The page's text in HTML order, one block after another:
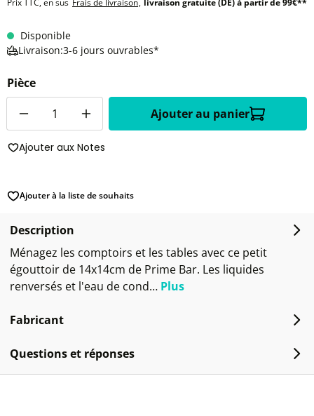
Prix TTC, en sus Frais de livraison, livraison gratuite (DE) à partir de 99€**
Disponible
Livraison:3-6 jours ouvrables*
Pièce
Ajouter au panier
Ajouter aux Notes
Ajouter à la liste de souhaits
Description
Ménagez les comptoirs et les tables avec ce petit
égouttoir de 14x14cm de Prime Bar. Les liquides
renversés et l'eau de cond… Plus
Fabricant
Questions et réponses